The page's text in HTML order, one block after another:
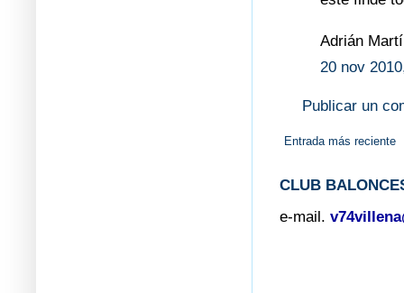
Adrián
20 nov
Publicar un
Entrada más reciente
CLUB
e-mail.